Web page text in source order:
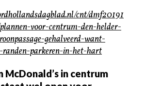
cnt/dmf20191
voor-centrum-den-helder-
gehalveerd-want-
parkeren-in-het-hart
McDonald’s in centrum